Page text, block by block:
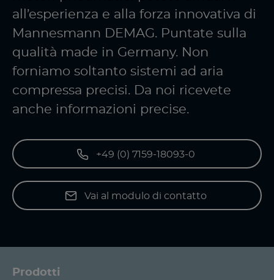
all’esperienza e alla forza innovativa di
Mannesmann DEMAG. Puntate sulla
qualità made in Germany. Non
forniamo soltanto sistemi ad aria
compressa precisi. Da noi ricevete
anche informazioni precise.
+49 (0) 7159-18093-0
Vai al modulo di contatto
Prodotti